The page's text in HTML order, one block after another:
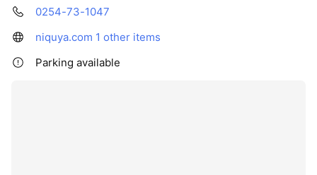
0254-73-1047
niquya.com 1 other items
Parking available